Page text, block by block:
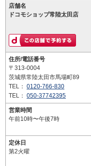
店舗名
ドコモショップ常陸太田店
住所/電話番号
〒313-0004
茨城県常陸太田市馬場町89
TEL： 0120-766-830
TEL： 050-37742395
営業時間
午前10時〜午後7時
定休日
第2火曜